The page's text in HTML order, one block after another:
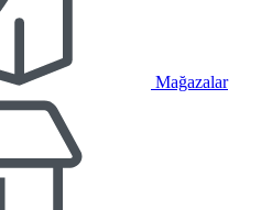
Mağazalar